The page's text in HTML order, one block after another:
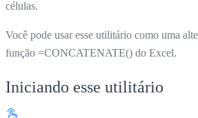
células.
Você pode usar esse utilitário como uma
função =CONCATENATE() do Excel.
Iniciando esse utilitário